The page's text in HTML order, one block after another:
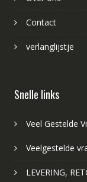
Contact
verlanglijstje
Snelle links
Veel Gestelde
Veelgestelde
LEVERING,